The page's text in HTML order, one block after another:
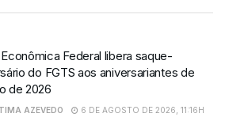
Federal libera saque-
do FGTS aos aniversariantes de
de 2026
AZEVEDO
6 DE AGOSTO DE 2026, 11:16H